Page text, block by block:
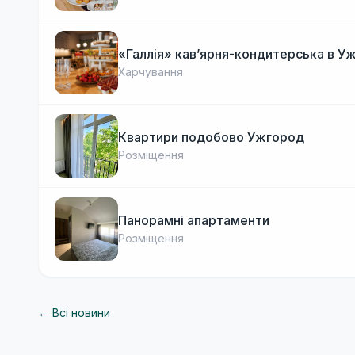
«Галлія» кав’ярня-кондитерська в
Харчування
Квартири подобово Ужгород
Розміщення
Панорамні апартаменти
Розміщення
← Всі новини